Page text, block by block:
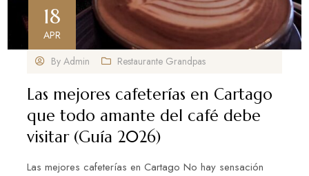
18
APR
ByAdmin Restaurante Grandpas
Las mejores cafeterías en Cartago
que todo amante del café debe
visitar (Guía 2026)
Las mejores cafeterías en Cartago No hay sensación